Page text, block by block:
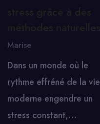
Marise
Dans un monde où le
rythme effréné de la vie
moderne engendre un
stress constant,…